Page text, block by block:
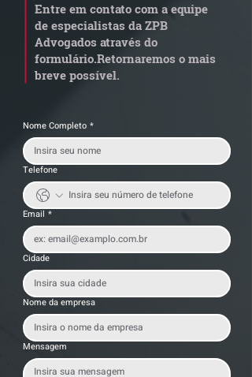
dívida condominial
anterior?
Entre em contato com a equipe
de especialistas da ZPB
Advogados através do
formulário.Retornaremos o mais
breve possível.
Nome Completo *
Telefone
Email *
Cidade
Nome da empresa
Mensagem